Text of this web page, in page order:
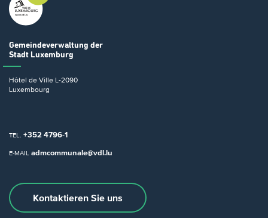
Gemeindeverwaltung der
Stadt Luxemburg
Hôtel de Ville L-2090
Luxembourg
TEL. +352 4796-1
E-MAIL admcommunale@vdl.lu
Kontaktieren Sie uns